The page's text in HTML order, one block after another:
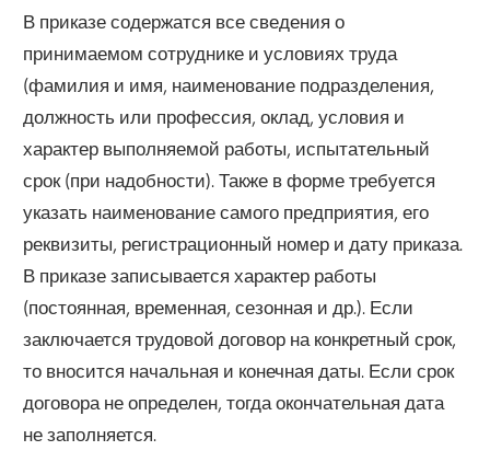
В приказе содержатся все сведения о
принимаемом сотруднике и условиях труда
(фамилия и имя, наименование подразделения,
должность или профессия, оклад, условия и
характер выполняемой работы, испытательный
срок (при надобности). Также в форме требуется
указать наименование самого предприятия, его
реквизиты, регистрационный номер и дату приказа.
В приказе записывается характер работы
(постоянная, временная, сезонная и др.). Если
заключается трудовой договор на конкретный срок,
то вносится начальная и конечная даты. Если срок
договора не определен, тогда окончательная дата
не заполняется.